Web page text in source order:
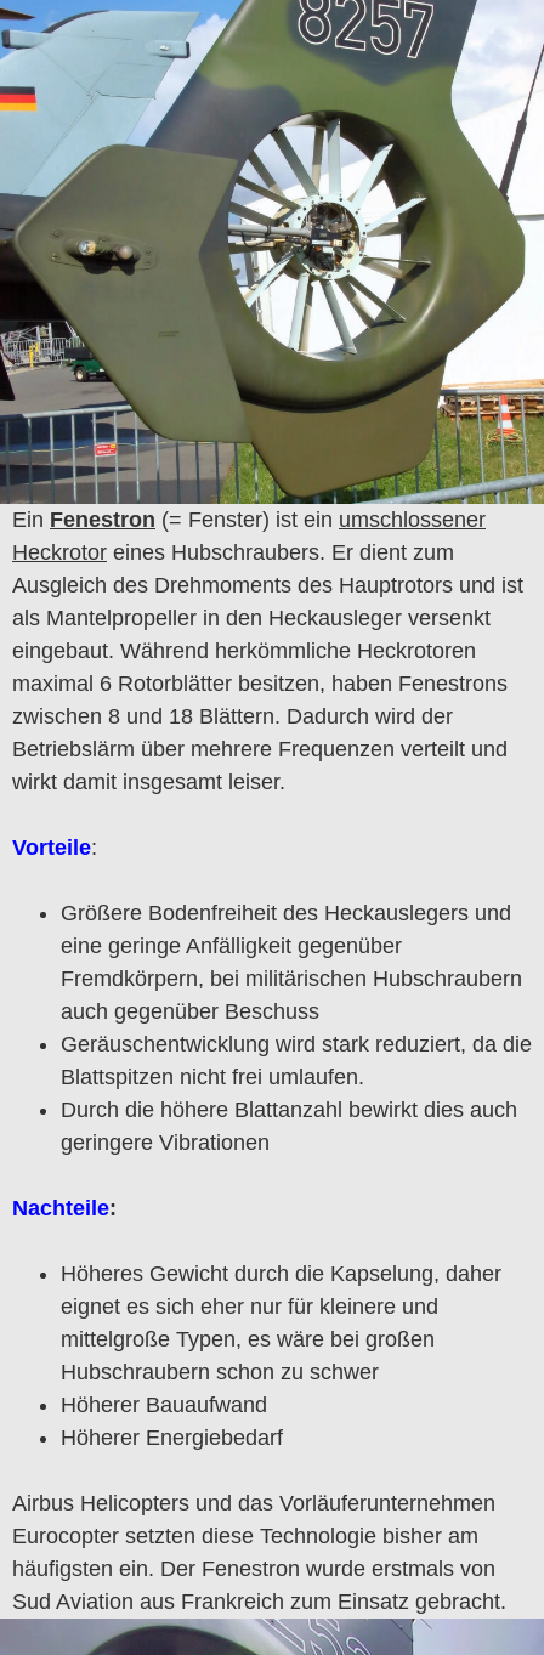
Ein Fenestron (= Fenster) ist ein umschlossener
Heckrotor eines Hubschraubers. Er dient zum
Ausgleich des Drehmoments des Hauptrotors und ist
als Mantelpropeller in den Heckausleger versenkt
eingebaut. Während herkömmliche Heckrotoren
maximal 6 Rotorblätter besitzen, haben Fenestrons
zwischen 8 und 18 Blättern. Dadurch wird der
Betriebslärm über mehrere Frequenzen verteilt und
wirkt damit insgesamt leiser.
Vorteile:
Größere Bodenfreiheit des Heckauslegers und
eine geringe Anfälligkeit gegenüber
Fremdkörpern, bei militärischen Hubschraubern
auch gegenüber Beschuss
Geräuschentwicklung wird stark reduziert, da die
Blattspitzen nicht frei umlaufen.
Durch die höhere Blattanzahl bewirkt dies auch
geringere Vibrationen
Nachteile:
Höheres Gewicht durch die Kapselung, daher
eignet es sich eher nur für kleinere und
mittelgroße Typen, es wäre bei großen
Hubschraubern schon zu schwer
Höherer Bauaufwand
Höherer Energiebedarf
Airbus Helicopters und das Vorläuferunternehmen
Eurocopter setzten diese Technologie bisher am
häufigsten ein. Der Fenestron wurde erstmals von
Sud Aviation aus Frankreich zum Einsatz gebracht.